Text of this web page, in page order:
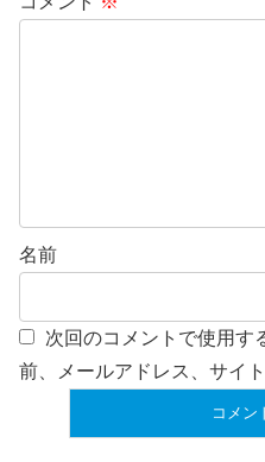
名前
次回のコメントで使用す
前、メールアドレス、サイト